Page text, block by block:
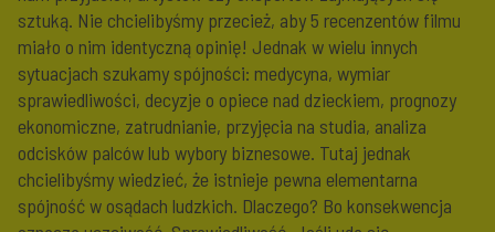
sztuką. Nie chcielibyśmy przecież, aby 5 recenzentów filmu
miało o nim identyczną opinię! Jednak w wielu innych
sytuacjach szukamy spójności: medycyna, wymiar
sprawiedliwości, decyzje o opiece nad dzieckiem, prognozy
ekonomiczne, zatrudnianie, przyjęcia na studia, analiza
odcisków palców lub wybory biznesowe. Tutaj jednak
chcielibyśmy wiedzieć, że istnieje pewna elementarna
spójność w osądach ludzkich. Dlaczego? Bo konsekwencja